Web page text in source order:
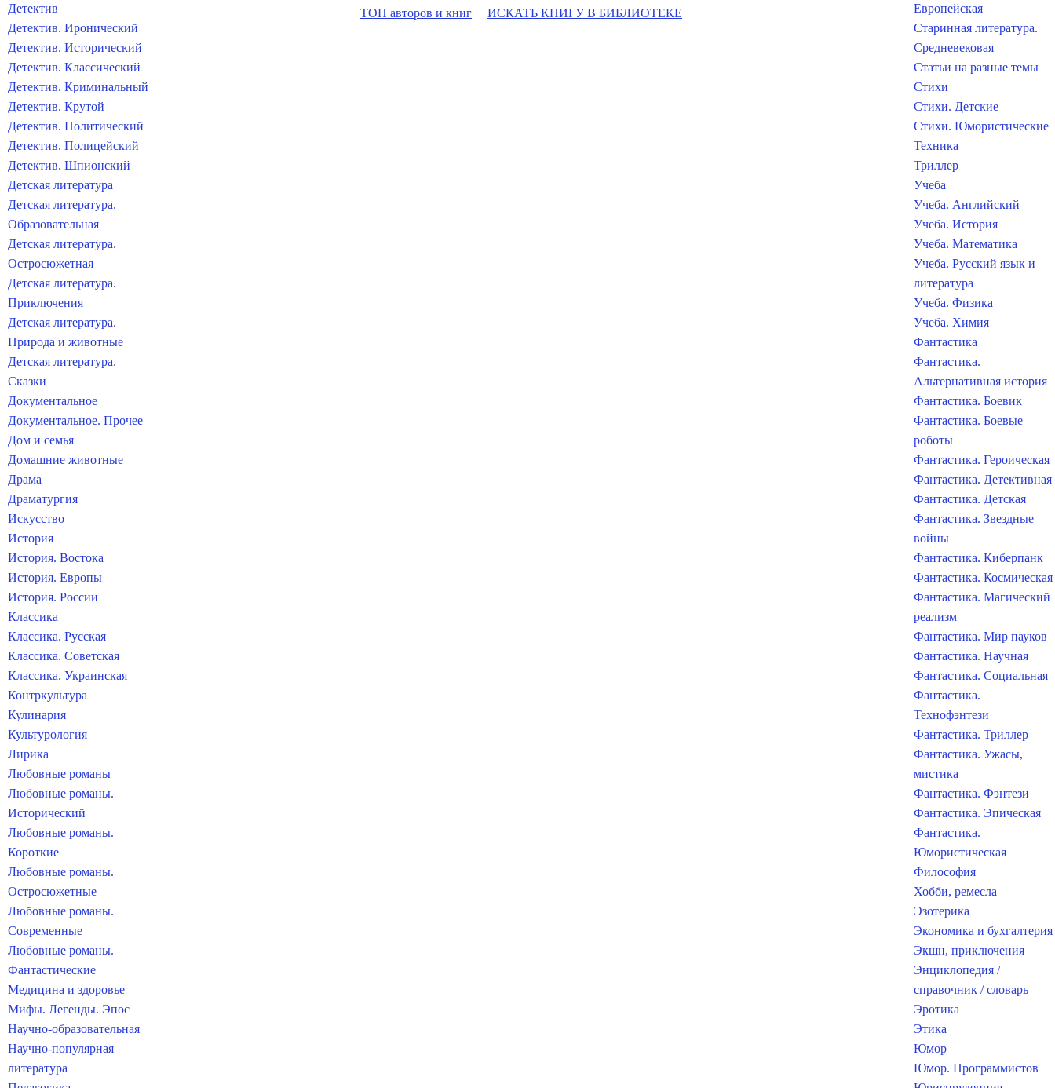
ТОП авторов и книг ИСКАТЬ КНИГУ В БИБЛИОТЕКЕ
Детектив
Детектив. Иронический
Детектив. Исторический
Детектив. Классический
Детектив. Криминальный
Детектив. Крутой
Детектив. Политический
Детектив. Полицейский
Детектив. Шпионский
Детская литература
Детская литература.
Образовательная
Детская литература.
Остросюжетная
Детская литература.
Приключения
Детская литература.
Природа и животные
Детская литература.
Сказки
Документальное
Документальное. Прочее
Дом и семья
Домашние животные
Драма
Драматургия
Искусство
История
История. Востока
История. Европы
История. России
Классика
Классика. Русская
Классика. Советская
Классика. Украинская
Контркультура
Кулинария
Культурология
Лирика
Любовные романы
Любовные романы.
Исторический
Любовные романы.
Короткие
Любовные романы.
Остросюжетные
Любовные романы.
Современные
Любовные романы.
Фантастические
Медицина и здоровье
Мифы. Легенды. Эпос
Научно-образовательная
Научно-популярная
литература
Европейская
Старинная литература.
Средневековая
Статьи на разные темы
Стихи
Стихи. Детские
Стихи. Юмористические
Техника
Триллер
Учеба
Учеба. Английский
Учеба. История
Учеба. Математика
Учеба. Русский язык и
литература
Учеба. Физика
Учеба. Химия
Фантастика
Фантастика.
Альтернативная история
Фантастика. Боевик
Фантастика. Боевые
роботы
Фантастика. Героическая
Фантастика. Детективная
Фантастика. Детская
Фантастика. Звездные
войны
Фантастика. Киберпанк
Фантастика. Космическая
Фантастика. Магический
реализм
Фантастика. Мир пауков
Фантастика. Научная
Фантастика. Социальная
Фантастика.
Технофэнтези
Фантастика. Триллер
Фантастика. Ужасы,
мистика
Фантастика. Фэнтези
Фантастика. Эпическая
Фантастика.
Юмористическая
Философия
Хобби, ремесла
Эзотерика
Экономика и бухгалтерия
Экшн, приключения
Энциклопедия /
справочник / словарь
Эротика
Этика
Юмор
Юмор. Программистов